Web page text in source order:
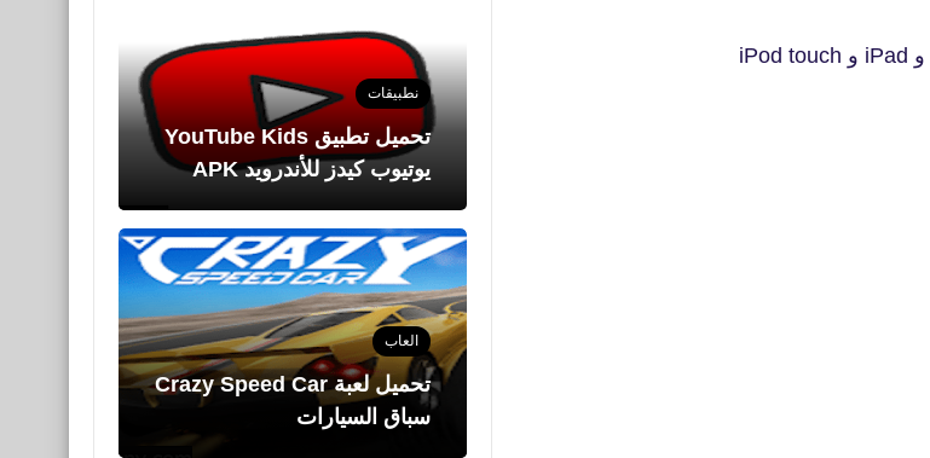
نطبيقات
يوتيوب كيدز للأندرويد APK
العاب
تحميل لعبة Crazy Speed Car
سباق السيارات